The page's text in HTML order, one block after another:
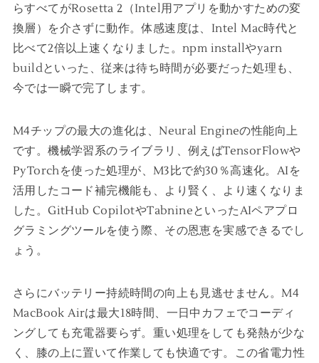
らすべてがRosetta 2（Intel用アプリを動かすための変
換層）を介さずに動作。体感速度は、Intel Mac時代と
比べて2倍以上速くなりました。npm installやyarn
buildといった、従来は待ち時間が必要だった処理も、
今では一瞬で完了します。
M4チップの最大の進化は、Neural Engineの性能向上
です。機械学習系のライブラリ、例えばTensorFlowや
PyTorchを使った処理が、M3比で約30％高速化。AIを
活用したコード補完機能も、より賢く、より速くなりま
した。GitHub CopilotやTabnineといったAIペアプロ
グラミングツールを使う際、その恩恵を実感できるでし
ょう。
さらにバッテリー持続時間の向上も見逃せません。M4
MacBook Airは最大18時間、一日中カフェでコーディ
ングしても充電器要らず。重い処理をしても発熱が少な
く、膝の上に置いて作業しても快適です。この省電力性